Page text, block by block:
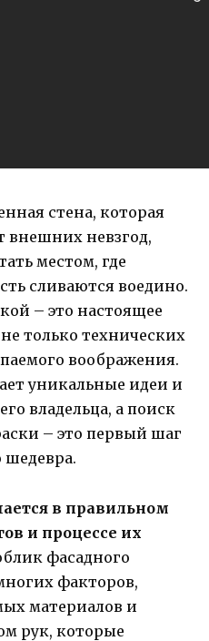
стена, которая
внешних невзгод,
местом, где
сливаются воедино.
– это настоящее
только технических
воображения.
уникальные идеи и
владельца, а поиск
– это первый шаг
в правильном
и процессе их
фасадного
факторов,
материалов и
рук, которые